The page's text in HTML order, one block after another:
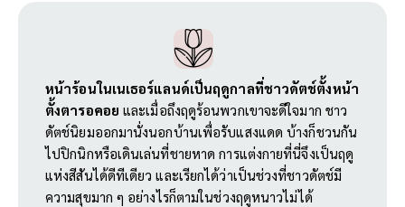
หน้าร้อนในเนเธอร์แลนด์เป็นฤดูกาลที่ชาวดัตช์ตั้งหน้า
ตั้งตารอคอย และเมื่อถึงฤดูร้อนพวกเขาจะดีใจมาก ชาว
ดัตช์นิยมออกมานั่งนอกบ้านเพื่อรับแสงแดด บ้างก็ชวนกัน
ไปปิกนิกหรือเดินเล่นที่ชายหาด การแต่งกายที่นี่จึงเป็นฤดู
แห่งสีสันได้ดีทีเดียว และเรียกได้ว่าเป็นช่วงที่ชาวดัตช์มี
ความสุขมาก ๆ อย่างไรก็ตามในช่วงฤดูหนาวไม่ได้